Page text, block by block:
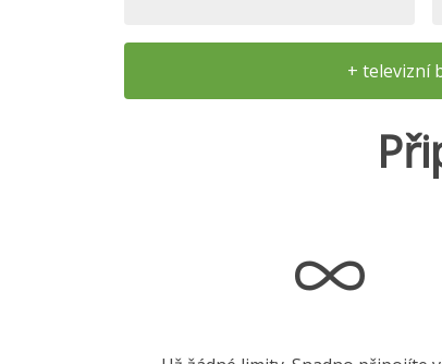
+ televizní